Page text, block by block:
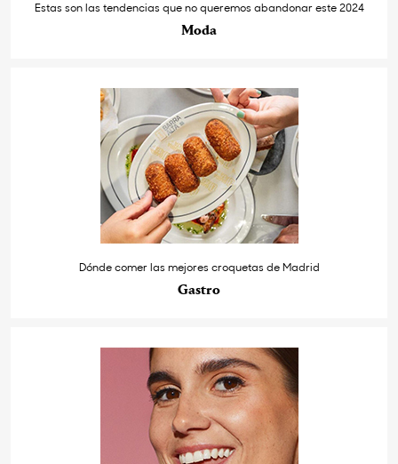
Estas son las tendencias que no queremos abandonar este 2024
Moda
Dónde comer las mejores croquetas de Madrid
Gastro